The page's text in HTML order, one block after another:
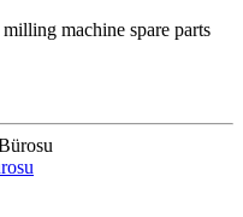
machine spare parts